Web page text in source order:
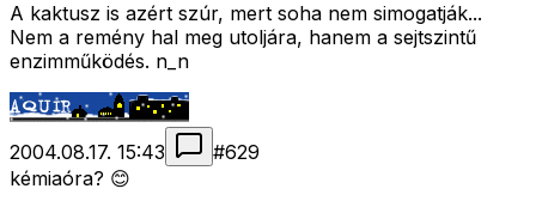
A kaktusz is azért szúr, mert soha nem simogatják...
Nem a remény hal meg utoljára, hanem a sejtszintű
enzimműködés. n_n
2004.08.17. 15:43 #629
kémiaóra? 😊